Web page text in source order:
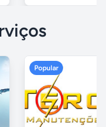
Popular